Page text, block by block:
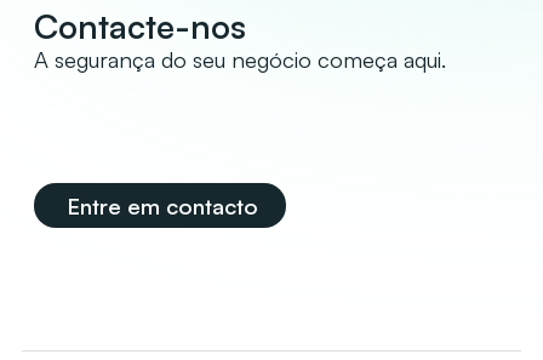
Contacte-nos
A segurança do seu negócio começa aqui.
Entre em contacto